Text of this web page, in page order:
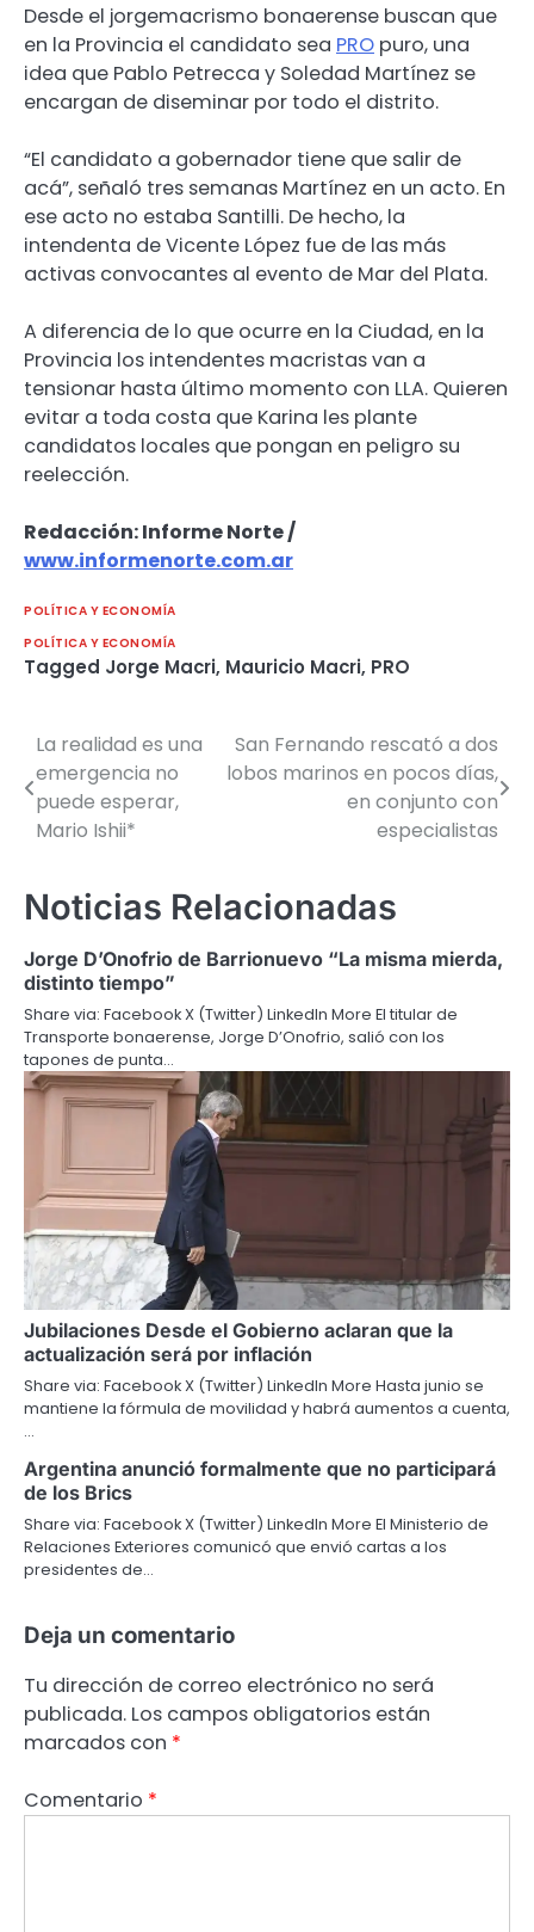
Desde el jorgemacrismo bonaerense buscan que
en la Provincia el candidato sea PRO puro, una
idea que Pablo Petrecca y Soledad Martínez se
encargan de diseminar por todo el distrito.
“El candidato a gobernador tiene que salir de
acá”, señaló tres semanas Martínez en un acto. En
ese acto no estaba Santilli. De hecho, la
intendenta de Vicente López fue de las más
activas convocantes al evento de Mar del Plata.
A diferencia de lo que ocurre en la Ciudad, en la
Provincia los intendentes macristas van a
tensionar hasta último momento con LLA. Quieren
evitar a toda costa que Karina les plante
candidatos locales que pongan en peligro su
reelección.
Redacción: Informe Norte /
www.informenorte.com.ar
POLÍTICA Y ECONOMÍA
POLÍTICA Y ECONOMÍA
Tagged Jorge Macri, Mauricio Macri, PRO
Navegación
de
entradas
La realidad es una
emergencia no
puede esperar,
Mario Ishii*
San Fernando rescató a dos
lobos marinos en pocos días,
en conjunto con
especialistas
Noticias Relacionadas
Jorge D’Onofrio de Barrionuevo “La misma mierda,
distinto tiempo”
Share via: Facebook X (Twitter) LinkedIn More El titular de
Transporte bonaerense, Jorge D’Onofrio, salió con los
tapones de punta…
Jubilaciones Desde el Gobierno aclaran que la
actualización será por inflación
Share via: Facebook X (Twitter) LinkedIn More Hasta junio se
mantiene la fórmula de movilidad y habrá aumentos a cuenta,
…
Argentina anunció formalmente que no participará
de los Brics
Share via: Facebook X (Twitter) LinkedIn More El Ministerio de
Relaciones Exteriores comunicó que envió cartas a los
presidentes de…
Deja un comentario
Tu dirección de correo electrónico no será
publicada. Los campos obligatorios están
marcados con *
Comentario *